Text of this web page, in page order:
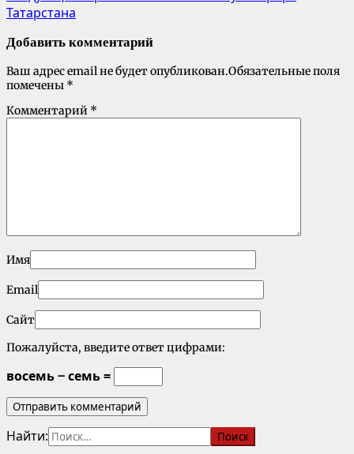
Татарстана
Добавить комментарий
Ваш адрес email не будет опубликован.Обязательные поля
помечены *
Комментарий *
Имя
Email
Сайт
Пожалуйста, введите ответ цифрами:
восемь − семь =
Найти: